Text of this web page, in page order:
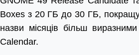
Boxes з 20 ГБ до 30 ГБ,
назви місяців більш
Calendar.